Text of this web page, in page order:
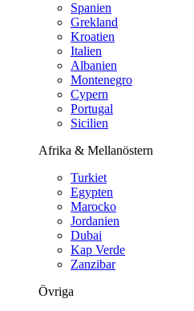
Spanien
Grekland
Kroatien
Italien
Albanien
Montenegro
Cypern
Portugal
Sicilien
Afrika & Mellanöstern
Turkiet
Egypten
Marocko
Jordanien
Dubai
Kap Verde
Zanzibar
Övriga